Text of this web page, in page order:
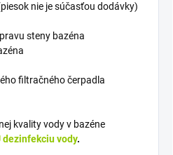
nie je súčasťou dodávky)
steny bazéna
filtračného čerpadla
kvality vody v bazéne
dezinfekciu vody.